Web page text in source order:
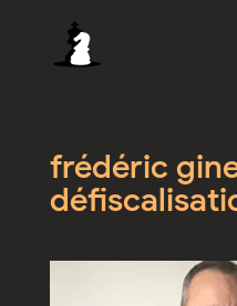
frédéric